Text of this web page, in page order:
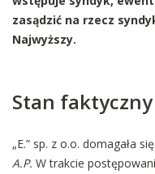
zasądzić na rzecz
Najwyższy.
Stan
„E.” sp. z o.o. domagała
A.P. W trakcie